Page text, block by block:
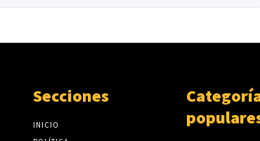
Secciones
INICIO